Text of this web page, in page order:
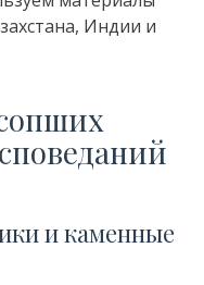
Индии и
и каменные